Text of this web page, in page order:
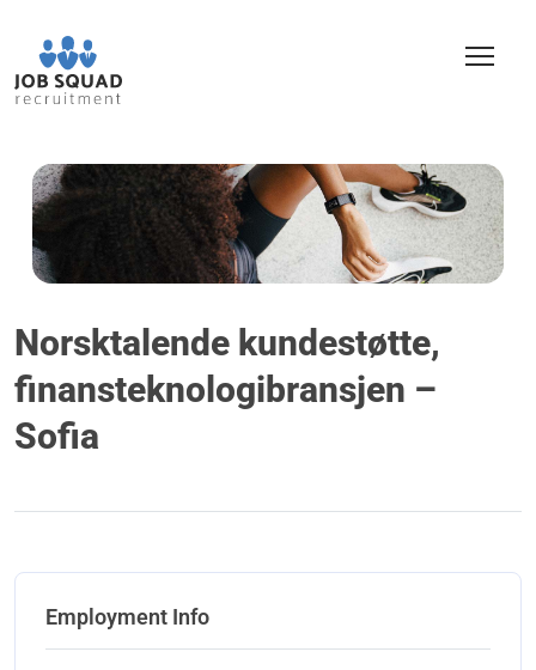
Norsktalende kundestøtte,
finansteknologibransjen –
Sofia
Employment Info